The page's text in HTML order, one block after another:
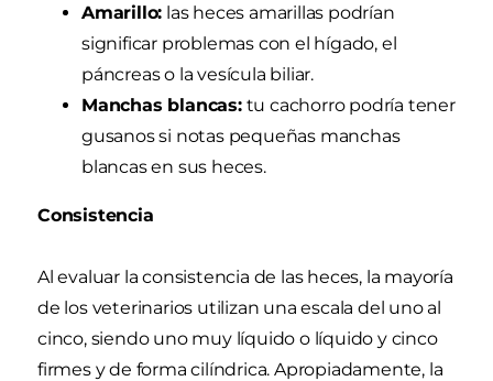
Amarillo: las heces amarillas podrían
significar problemas con el hígado, el
páncreas o la vesícula biliar.
Manchas blancas:tu cachorro podría tener
gusanos si notas pequeñas manchas
blancas en sus heces.
Consistencia
Al evaluar la consistencia de las heces, la mayoría
de los veterinarios utilizan una escala del uno al
cinco, siendo uno muy líquido o líquido y cinco
firmes y de forma cilíndrica. Apropiadamente, la